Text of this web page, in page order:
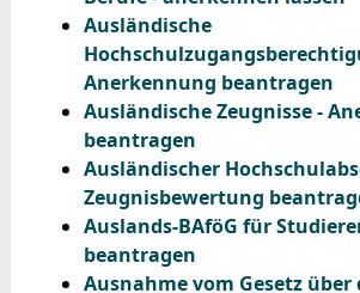
Ausländische
Anerkennung beantragen
Ausländische Zeugnisse -
beantragen
Ausländischer
Zeugnisbewertung
Auslands-BAföG für
beantragen
Ausnahme vom Gesetz über